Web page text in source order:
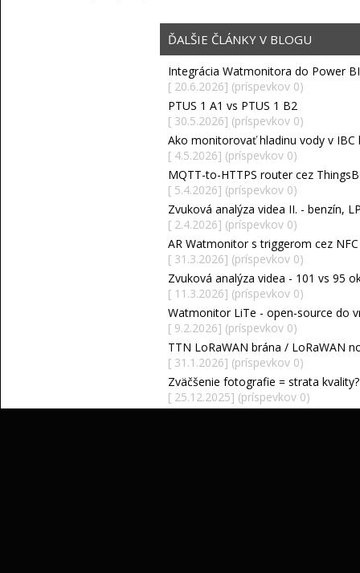
ĎALŠIE ČLÁNKY V BLOGU
Integrácia Watmonitora do Power BI
[ 20.6.2026] (príspevkov 0)
PTUS 1 A1 vs PTUS 1 B2
[ 30.5.2026] (príspevkov 0)
Ako monitorovať hladinu vody v IBC
[ 4.5.2026] (príspevkov 0)
MQTT-to-HTTPS router cez
[ 5.4.2026] (príspevkov 0)
Zvuková analýza videa II. - benzín,
[ 2.4.2026] (príspevkov 0)
AR Watmonitor s triggerom cez NFC
[ 31.3.2026] (príspevkov 0)
Zvuková analýza videa - 101 vs 95
[ 11.3.2026] (príspevkov 0)
Watmonitor LiTe - open-source do
[ 9.2.2026] (príspevkov 0)
TTN LoRaWAN brána / LoRaWAN
[ 31.1.2026] (príspevkov 0)
Zväčšenie fotografie = strata kvality?
[ 25.12.2025] (príspevkov 0)